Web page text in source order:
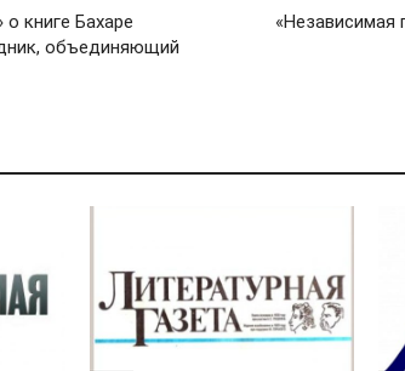
книге Бахаре
объединяющий
«Независимая